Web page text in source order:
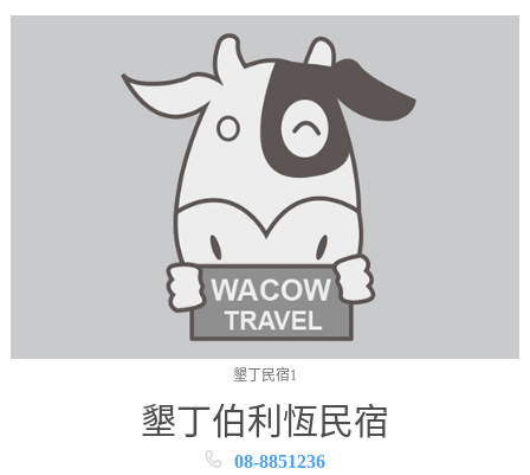
墾丁民宿1
墾丁伯利恆民宿
08-8851236